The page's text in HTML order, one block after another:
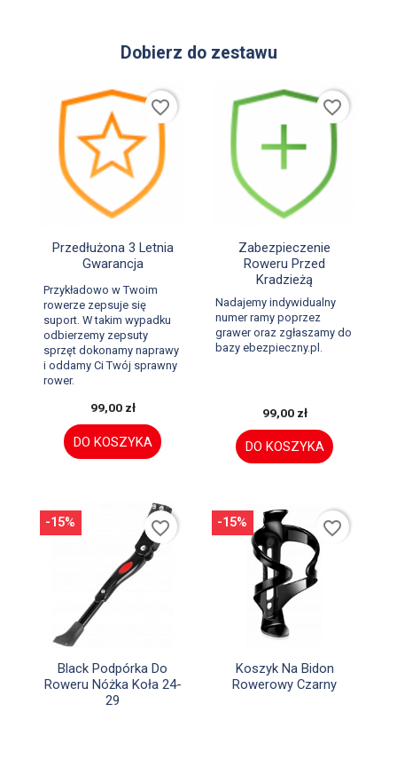
Dobierz do zestawu
Szybki podgląd
Przedłużona 3 Letnia
Gwarancja
Przykładowo w Twoim
rowerze zepsuje się
suport. W takim wypadku
odbierzemy zepsuty
sprzęt dokonamy naprawy
i oddamy Ci Twój sprawny
rower.
99,00 zł
DO KOSZYKA
favorite_border
Szybki podgląd
Zabezpieczenie
Roweru Przed
Kradzieżą
Nadajemy indywidualny
numer ramy poprzez
grawer oraz zgłaszamy do
bazy ebezpieczny.pl.
99,00 zł
DO KOSZYKA
favorite_border
Szybki podgląd
Black Podpórka Do
Roweru Nóżka Koła 24-
29
-15% favorite_border
Szybki podgląd
Koszyk Na Bidon
Rowerowy Czarny
-15% favorite_border